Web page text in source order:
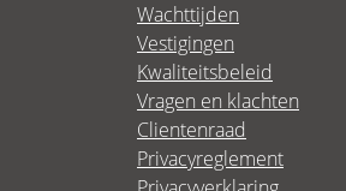
Wachttijden
Vestigingen
Kwaliteitsbeleid
Vragen en klachten
Clientenraad
Privacyreglement